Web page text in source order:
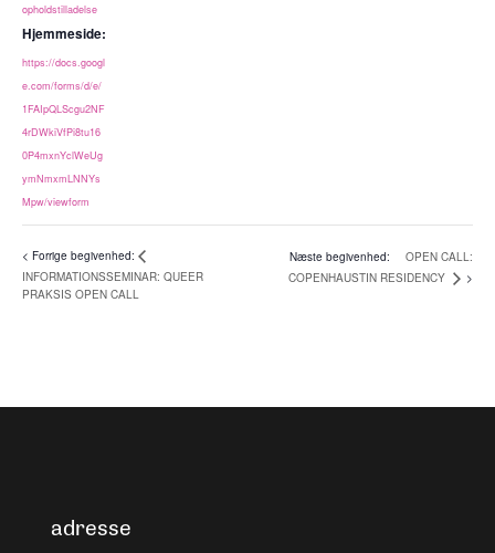
opholdstilladelse
Hjemmeside:
https://docs.googl
e.com/forms/d/e/
1FAIpQLScgu2NF
4rDWkiVfPi8tu16
0P4mxnYclWeUg
ymNmxmLNNYs
Mpw/viewform
INFORMATIONSSEMINAR: QUEER
PRAKSIS OPEN CALL
OPEN CALL:
COPENHAUSTIN RESIDENCY
adresse